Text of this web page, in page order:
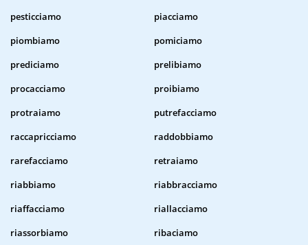
pesticciamo
piacciamo
piombiamo
pomiciamo
prediciamo
prelibiamo
procacciamo
proibiamo
protraiamo
putrefacciamo
raccapricciamo
raddobbiamo
rarefacciamo
retraiamo
riabbiamo
riabbracciamo
riaffacciamo
riallacciamo
riassorbiamo
ribaciamo